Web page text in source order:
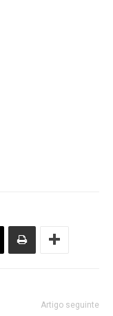
Artigo seguinte